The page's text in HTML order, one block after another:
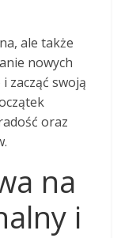
ale także
nowych
zacząć swoją
oraz
na
i